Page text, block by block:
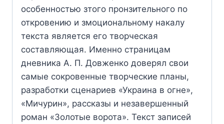
особенностью зтого пронзительного по
откровению и змоциональному накалу
текста является его творческая
составляющая. Именно страницам
дневника А. П. Довженко доверял свои
самые сокровенные творческие планы,
разработки сценариев «Украина в огне»,
«Мичурин», рассказы и незавершенный
роман «Золотые ворота». Текст записей